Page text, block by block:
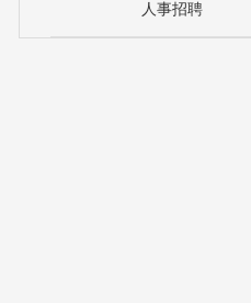
人事招聘